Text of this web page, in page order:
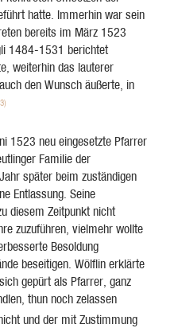
hatte. Immerhin war sein
bereits im März 1523
1484-1531 berichtet
weiterhin das lauterer
den Wunsch äußerte, in
1523 neu eingesetzte Pfarrer
Familie der
später beim zuständigen
Entlassung. Seine
diesem Zeitpunkt nicht
zuzuführen, vielmehr wollte
Besoldung
beseitigen. Wölflin erklärte
gepürt als Pfarrer, ganz
thun noch zelassen
und der mit Zustimmung